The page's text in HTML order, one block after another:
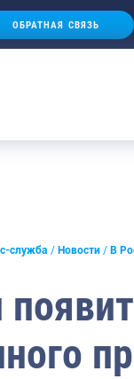
ОБРАТНАЯ СВЯЗЬ
служба Новости В